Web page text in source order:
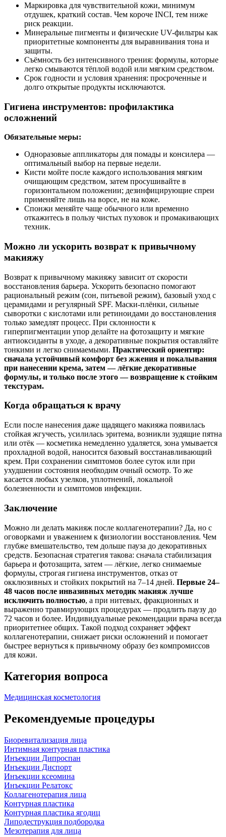
Маркировка для чувствительной кожи, минимум
отдушек, краткий состав. Чем короче INCI, тем ниже
риск реакции.
Минеральные пигменты и физические UV-фильтры как
приоритетные компоненты для выравнивания тона и
защиты.
Съёмность без интенсивного трения: формулы, которые
легко смываются тёплой водой или мягким средством.
Срок годности и условия хранения: просроченные и
долго открытые продукты исключаются.
Гигиена инструментов: профилактика
осложнений
Обязательные меры:
Одноразовые аппликаторы для помады и консилера —
оптимальный выбор на первые недели.
Кисти мойте после каждого использования мягким
очищающим средством, затем просушивайте в
горизонтальном положении; дезинфицирующие спреи
применяйте лишь на ворсе, не на коже.
Спонжи меняйте чаще обычного или временно
откажитесь в пользу чистых пуховок и промакивающих
техник.
Можно ли ускорить возврат к привычному
макияжу
Возврат к привычному макияжу зависит от скорости
восстановления барьера. Ускорить безопасно помогают
рациональный режим (сон, питьевой режим), базовый уход с
церамидами и регулярный SPF. Маски-плёнки, сильные
сыворотки с кислотами или ретиноидами до восстановления
только замедлят процесс. При склонности к
гиперпигментации упор делайте на фотозащиту и мягкие
антиоксиданты в уходе, а декоративные покрытия оставляйте
тонкими и легко снимаемыми. Практический ориентир:
сначала устойчивый комфорт без жжения и покалывания
при нанесении крема, затем — лёгкие декоративные
формулы, и только после этого — возвращение к стойким
текстурам.
Когда обращаться к врачу
Если после нанесения даже щадящего макияжа появилась
стойкая жгучесть, усилилась эритема, возникли зудящие пятна
или отёк — косметика немедленно удаляется, зона умывается
прохладной водой, наносится базовый восстанавливающий
крем. При сохранении симптомов более суток или при
ухудшении состояния необходим очный осмотр. То же
касается любых узелков, уплотнений, локальной
болезненности и симптомов инфекции.
Заключение
Можно ли делать макияж после коллагенотерапии? Да, но с
оговорками и уважением к физиологии восстановления. Чем
глубже вмешательство, тем дольше пауза до декоративных
средств. Безопасная стратегия такова: сначала стабилизация
барьера и фотозащита, затем — лёгкие, легко снимаемые
формулы, строгая гигиена инструментов, отказ от
окклюзивных и стойких покрытий на 7–14 дней. Первые 24–
48 часов после инвазивных методик макияж лучше
исключить полностью, а при нитевых, фракционных и
выраженно травмирующих процедурах — продлить паузу до
72 часов и более. Индивидуальные рекомендации врача всегда
приоритетнее общих. Такой подход сохраняет эффект
коллагенотерапии, снижает риски осложнений и помогает
быстрее вернуться к привычному образу без компромиссов
для кожи.
Категория вопроса
Медицинская косметология
Рекомендуемые процедуры
Биоревитализация лица
Интимная контурная пластика
Инъекции Дипроспан
Инъекции Диспорт
Инъекции ксеомина
Инъекции Релатокс
Коллагенотерапия лица
Контурная пластика
Контурная пластика ягодиц
Липодеструкция подбородка
Мезотерапия для лица